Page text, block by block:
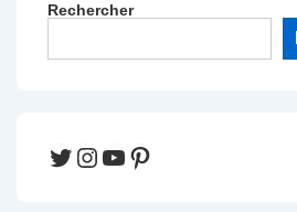
Rechercher
Twitter
Instagram
YouTube
Pinterest